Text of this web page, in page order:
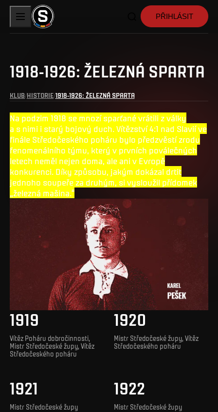
PŘIHLÁSIT
1918-1926: ŽELEZNÁ SPARTA
KLUB HISTORIE 1918-1926: ŽELEZNÁ SPARTA
Na podzim 1918 se mnozí sparťané vrátili z války
a s nimi i starý bojový duch. Vítězství 4:1 nad Slavií ve
finále Středočeského poháru bylo předzvěstí zrodu
fenomenálního týmu, který v prvních poválečných
letech neměl nejen doma, ale ani v Evropě
konkurenci. Díky způsobu, jakým dokázal drtit
jednoho soupeře za druhým, si vysloužil přídomek
„železná mašina.“
1919
Vítěz Poháru dobročinnosti,
Mistr Středočeské župy, Vítěz
Středočeského poháru
1920
Mistr Středočeské župy, Vítěz
Středočeského poháru
1921
Mistr Středočeské župy
1922
Mistr Středočeské župy